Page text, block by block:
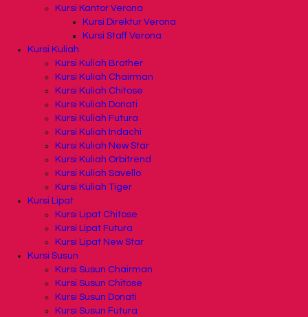
Kursi Kantor Verona
Kursi Direktur Verona
Kursi Staff Verona
Kursi Kuliah
Kursi Kuliah Brother
Kursi Kuliah Chairman
Kursi Kuliah Chitose
Kursi Kuliah Donati
Kursi Kuliah Futura
Kursi Kuliah Indachi
Kursi Kuliah New Star
Kursi Kuliah Orbitrend
Kursi Kuliah Savello
Kursi Kuliah Tiger
Kursi Lipat
Kursi Lipat Chitose
Kursi Lipat Futura
Kursi Lipat New Star
Kursi Susun
Kursi Susun Chairman
Kursi Susun Chitose
Kursi Susun Donati
Kursi Susun Futura